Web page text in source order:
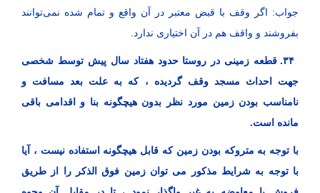
جواب: اگر وقف با قبض معتبر در آن واقع و تمام شده نمی‌توانند
بفروشند و واقف هم در آن اختیاری ندارد.
۳۴. قطعه زمینی در روستا حدود هفتاد سال پیش توسط شخصی
جهت احداث مسجد وقف گردیده ، که به علت بعد مسافت و
نامناسب بودن زمین مورد نظر بدون هیچگونه بنا و اقدامی باقی
مانده است.
با توجه به متروکه بودن زمین که قابل هیچگونه استفاده نیست ، آیا
با توجه به شرایط مذکور می توان زمین فوق الذکر را از طریق